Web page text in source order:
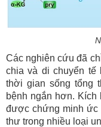
Các nghiên cứu đã
chia và di chuyển tế
thời gian sống tổng
bệnh ngắn hơn. Kích
được chứng minh ức
thư trong nhiều loại